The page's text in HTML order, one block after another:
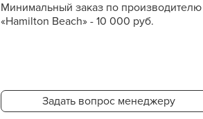
Минимальный заказ по производителю
«Hamilton Beach» - 10 000 руб.
Задать вопрос менеджеру